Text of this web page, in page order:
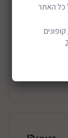
כל האתר